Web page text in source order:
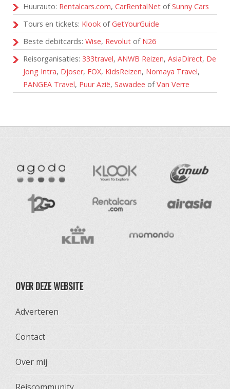
Huurauto: Rentalcars.com, CarRentalNet ofSunny Cars
Tours en tickets: Klook ofGetYourGuide
Beste debitcards: Wise, Revolut of N26
Reisorganisaties: 333travel, ANWB Reizen, AsiaDirect, De
Jong Intra, Djoser, FOX, KidsReizen, Nomaya Travel,
PANGEA Travel, Puur Azië, Sawadee ofVan Verre
OVER DEZE WEBSITE
Adverteren
Contact
Over mij